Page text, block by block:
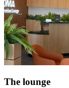
The lounge